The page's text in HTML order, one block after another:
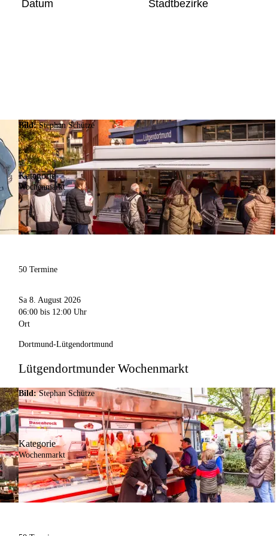
Datum Stadtbezirke
Bild:Stephan Schütze
Kategorie
Wochenmarkt
50 Termine
Sa 8. August 2026
06:00bis 12:00 Uhr
Ort
Dortmund-Lütgendortmund
Lütgendortmunder Wochenmarkt
Bild:Stephan Schütze
Kategorie
Wochenmarkt